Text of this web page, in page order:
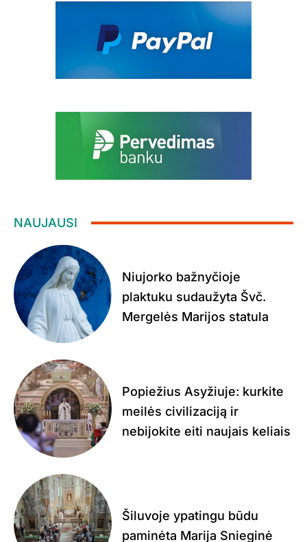
NAUJAUSI
Niujorko bažnyčioje
plaktuku sudaužyta Švč.
Mergelės Marijos statula
Popiežius Asyžiuje: kurkite
meilės civilizaciją ir
nebijokite eiti naujais keliais
Šiluvoje ypatingu būdu
paminėta Marija Snieginė